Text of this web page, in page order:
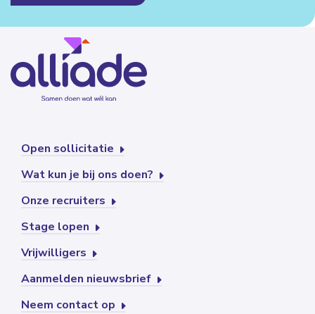
Open sollicitatie
Wat kun je bij ons doen?
Onze recruiters
Stage lopen
Vrijwilligers
Aanmelden nieuwsbrief
Neem contact op